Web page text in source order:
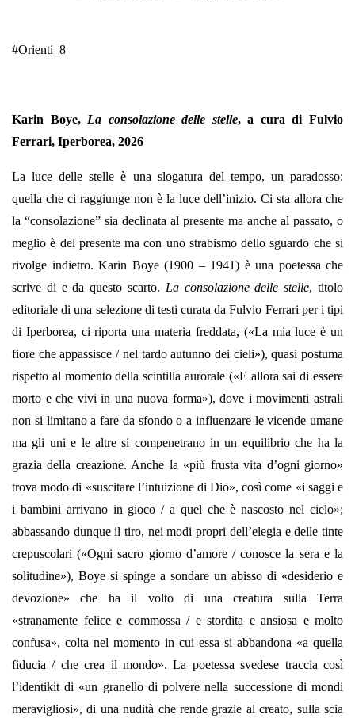
#Orienti_8
Karin Boye, La consolazione delle stelle, a cura di Fulvio
Ferrari, Iperborea, 2026
La luce delle stelle è una slogatura del tempo, un paradosso:
quella che ci raggiunge non è la luce dell’inizio. Ci sta allora che
la “consolazione” sia declinata al presente ma anche al passato, o
meglio è del presente ma con uno strabismo dello sguardo che si
rivolge indietro. Karin Boye (1900 – 1941) è una poetessa che
scrive di e da questo scarto. La consolazione delle stelle, titolo
editoriale di una selezione di testi curata da Fulvio Ferrari per i tipi
di Iperborea, ci riporta una materia freddata, («La mia luce è un
fiore che appassisce / nel tardo autunno dei cieli»), quasi postuma
rispetto al momento della scintilla aurorale («E allora sai di essere
morto e che vivi in una nuova forma»), dove i movimenti astrali
non si limitano a fare da sfondo o a influenzare le vicende umane
ma gli uni e le altre si compenetrano in un equilibrio che ha la
grazia della creazione. Anche la «più frusta vita d’ogni giorno»
trova modo di «suscitare l’intuizione di Dio», così come «i saggi e
i bambini arrivano in gioco / a quel che è nascosto nel cielo»;
abbassando dunque il tiro, nei modi propri dell’elegia e delle tinte
crepuscolari («Ogni sacro giorno d’amore / conosce la sera e la
solitudine»), Boye si spinge a sondare un abisso di «desiderio e
devozione» che ha il volto di una creatura sulla Terra
«stranamente felice e commossa / e stordita e ansiosa e molto
confusa», colta nel momento in cui essa si abbandona «a quella
fiducia / che crea il mondo». La poetessa svedese traccia così
l’identikit di «un granello di polvere nella successione di mondi
meravigliosi», di una nudità che rende grazie al creato, sulla scia